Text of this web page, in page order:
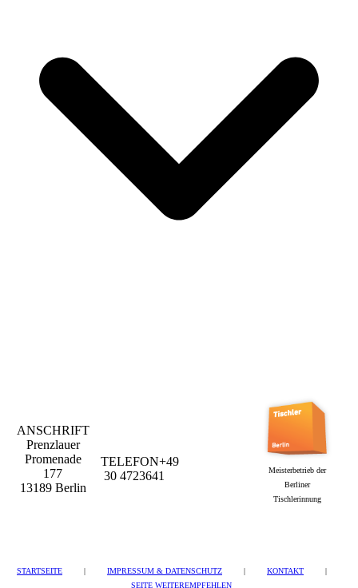
ANSCHRIFT
Prenzlauer
Promenade
177
13189 Berlin
TELEFON+49
30 4723641
Meisterbetrieb der
Berliner
Tischlerinnung
STARTSEITE IMPRESSUM & DATENSCHUTZ KONTAKT
SEITE WEITEREMPFEHLEN